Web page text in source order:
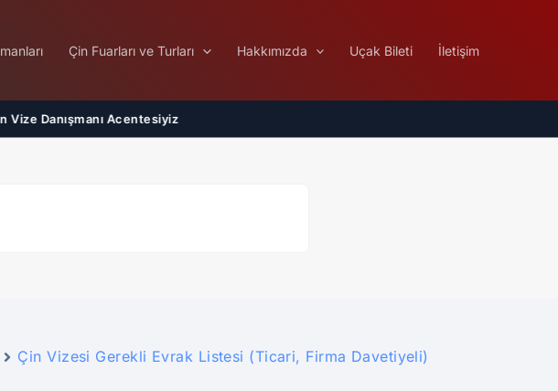
Çin Fuarları ve Turları Hakkımızda Uçak Bileti İletişim
Acentesiyiz
Çin Vizesi Gerekli Evrak Listesi (Ticari, Firma Davetiyeli)